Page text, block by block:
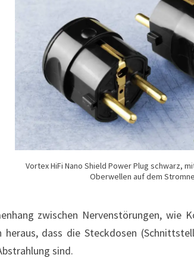
Vortex HiFi Nano Shield Power Plug schwarz,
Oberwellen auf dem
zwischen Nervenstörungen, wie
dass die Steckdosen
sind.